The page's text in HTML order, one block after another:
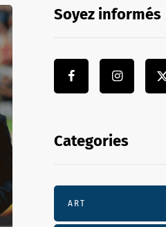
Soyez informés
Categories
ART